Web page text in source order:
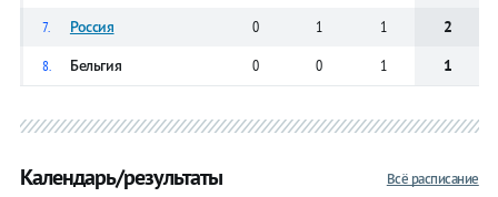
7. Россия 0 1 1 2
8. Бельгия 0 0 1 1
Всё расписание
Календарь/результаты